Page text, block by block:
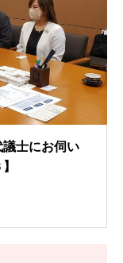
士にお伺い